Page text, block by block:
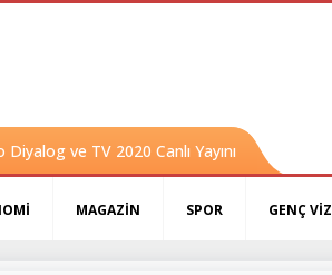
Diyalog ve TV 2020 Canlı Yayını
MAGAZİN SPOR GENÇ